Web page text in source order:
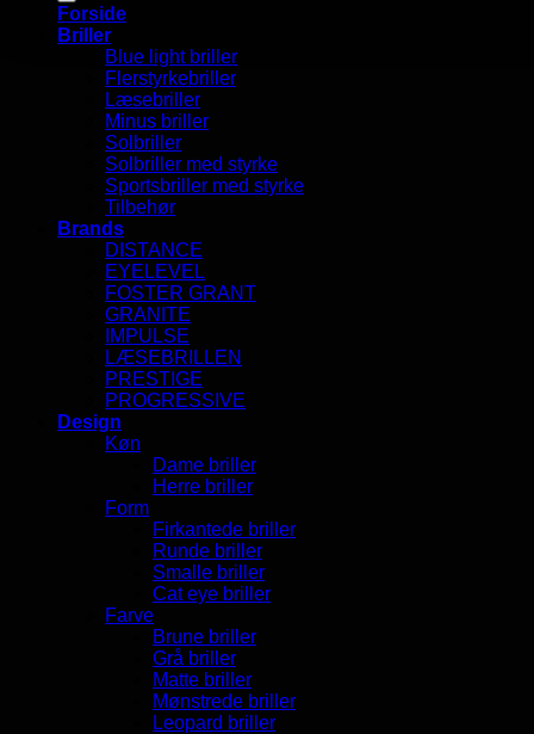
Forside
Briller
Blue light briller
Flerstyrkebriller
Læsebriller
Minus briller
Solbriller
Solbriller med styrke
Sportsbriller med styrke
Tilbehør
Brands
DISTANCE
EYELEVEL
FOSTER GRANT
GRANITE
IMPULSE
LÆSEBRILLEN
PRESTIGE
PROGRESSIVE
Design
Køn
Dame briller
Herre briller
Form
Firkantede briller
Runde briller
Smalle briller
Cat eye briller
Farve
Brune briller
Grå briller
Matte briller
Mønstrede briller
Leopard briller